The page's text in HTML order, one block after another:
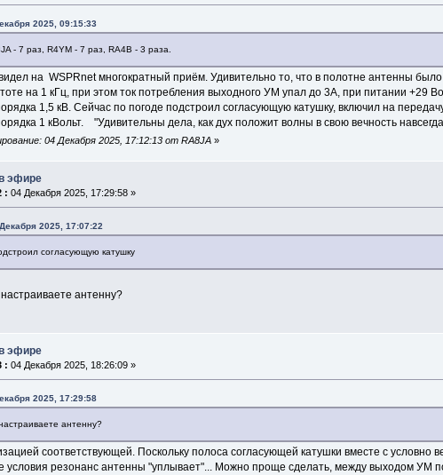
2025, 09:15:33
- 7 раз, R4YM - 7 раз, RA4B - 3 раза.
на WSPRnet многократный приём. Удивительно то, что в полотне антенны
на 1 кГц, при этом ток потребления выходного УМ упал до 3А, при питании +29
1,5 кВ. Сейчас по погоде подстроил согласующую катушку, включил на
1 кВольт. "Удивительны дела, как дух положит волны в свою вечность
04 Декабря 2025, 17:12:13 от RA8JA»
эфире
: 04 Декабря 2025, 17:29:58 »
2025, 17:07:22
согласующую катушку
антенну?
эфире
: 04 Декабря 2025, 18:26:09 »
2025, 17:29:58
антенну?
соответствующей. Поскольку полоса согласующей катушки вместе с условно
условия резонанс антенны "уплывает"... Можно проще сделать, между выходом УМ